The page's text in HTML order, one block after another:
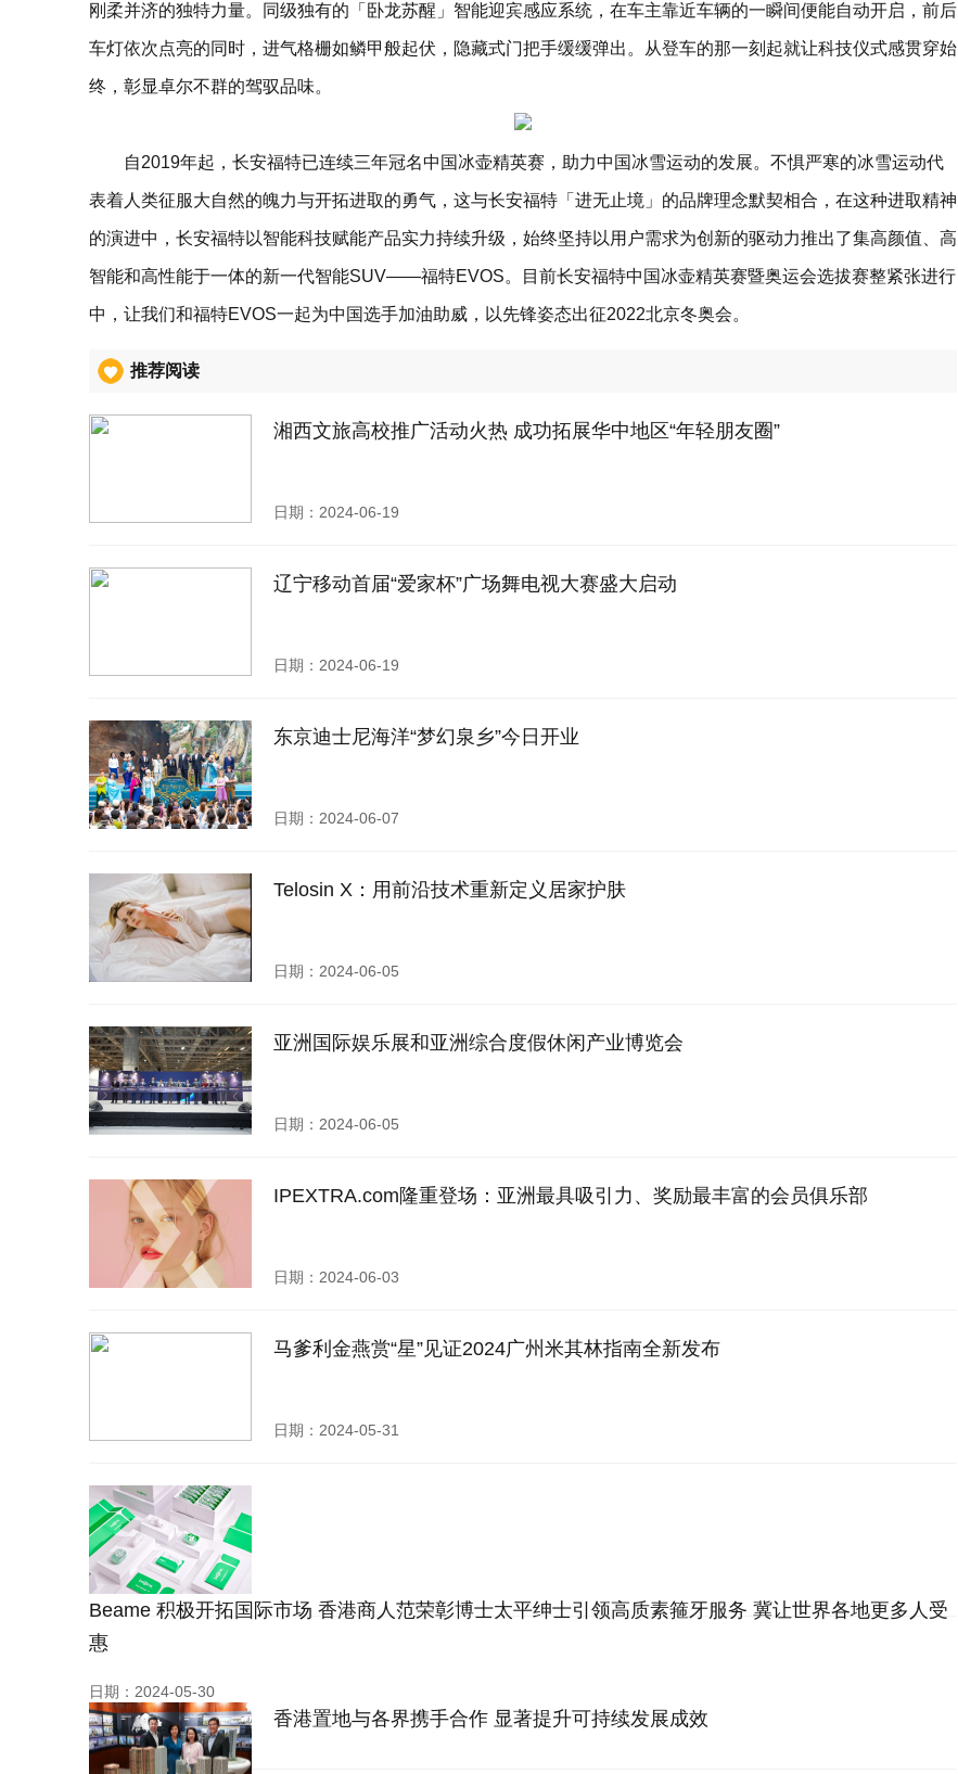
刚柔并济的独特力量。同级独有的「卧龙苏醒」智能迎宾感应系统，在车主靠近车辆的一瞬间便能自动开启，前后
车灯依次点亮的同时，进气格栅如鳞甲般起伏，隐藏式门把手缓缓弹出。从登车的那一刻起就让科技仪式感贯穿始
终，彰显卓尔不群的驾驭品味。
自2019年起，长安福特已连续三年冠名中国冰壶精英赛，助力中国冰雪运动的发展。不惧严寒的冰雪运动代
表着人类征服大自然的魄力与开拓进取的勇气，这与长安福特「进无止境」的品牌理念默契相合，在这种进取精神
的演进中，长安福特以智能科技赋能产品实力持续升级，始终坚持以用户需求为创新的驱动力推出了集高颜值、高
智能和高性能于一体的新一代智能SUV——福特EVOS。目前长安福特中国冰壶精英赛暨奥运会选拔赛整紧张进行
中，让我们和福特EVOS一起为中国选手加油助威，以先锋姿态出征2022北京冬奥会。
推荐阅读
湘西文旅高校推广活动火热 成功拓展华中地区“年轻朋友圈”
日期：2024-06-19
辽宁移动首届“爱家杯”广场舞电视大赛盛大启动
日期：2024-06-19
东京迪士尼海洋“梦幻泉乡”今日开业
日期：2024-06-07
Telosin X：用前沿技术重新定义居家护肤
日期：2024-06-05
亚洲国际娱乐展和亚洲综合度假休闲产业博览会
日期：2024-06-05
IPEXTRA.com隆重登场：亚洲最具吸引力、奖励最丰富的会员俱乐部
日期：2024-06-03
马爹利金燕赏“星”见证2024广州米其林指南全新发布
日期：2024-05-31
Beame 积极开拓国际市场 香港商人范荣彰博士太平绅士引领高质素箍牙服务 冀让世界各地更多人受
惠
日期：2024-05-30
香港置地与各界携手合作 显著提升可持续发展成效